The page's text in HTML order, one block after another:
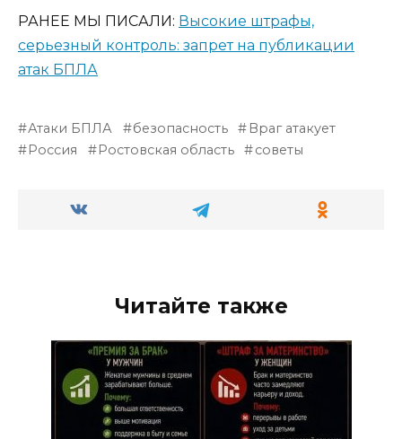
РАНЕЕ МЫ ПИСАЛИ: Высокие штрафы,
серьезный контроль: запрет на публикации
атак БПЛА
Атаки БПЛА безопасность
Враг атакует
Россия
Ростовская область советы
Читайте также